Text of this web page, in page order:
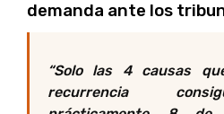
demanda ante los
“Solo las 4 causas
recurrencia